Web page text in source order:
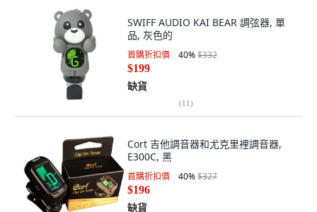
SWIFF AUDIO KAI BEAR 調弦器, 單
品, 灰色的
首購折扣價 40%$332
$199
缺貨
(11)
Cort 吉他調音器和尤克里裡調音器,
E300C, 黑
首購折扣價 40%$327
$196
缺貨